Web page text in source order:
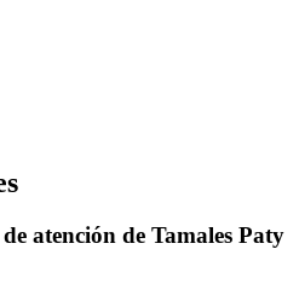
s
atención de Tamales Paty